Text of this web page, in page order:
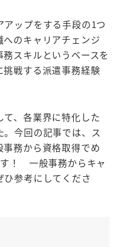
ップをする手段の1つ
のキャリアチェンジ
スキルというベースを
戦する派遣事務経験
、各業界に特化した
今回の記事では、ス
務から資格取得でめ
！ 一般事務からキャ
ひ参考にしてくださ